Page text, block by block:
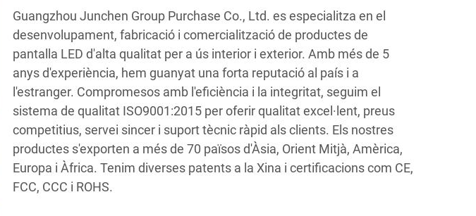
Guangzhou Junchen Group Purchase Co., Ltd. es especialitza en el
desenvolupament, fabricació i comercialització de productes de
pantalla LED d'alta qualitat per a ús interior i exterior. Amb més de 5
anys d'experiència, hem guanyat una forta reputació al país i a
l'estranger. Compromesos amb l'eficiència i la integritat, seguim el
sistema de qualitat ISO9001:2015 per oferir qualitat excel·lent, preus
competitius, servei sincer i suport tècnic ràpid als clients. Els nostres
productes s'exporten a més de 70 països d'Àsia, Orient Mitjà, Amèrica,
Europa i Àfrica. Tenim diverses patents a la Xina i certificacions com CE,
FCC, CCC i ROHS.